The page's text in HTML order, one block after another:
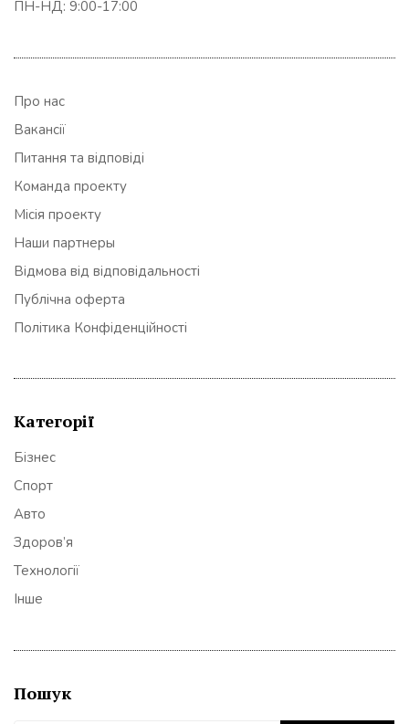
ПН-НД: 9:00-17:00
Про нас
Вакансії
Питання та відповіді
Команда проекту
Місія проекту
Наши партнеры
Відмова від відповідальності
Публічна оферта
Політика Конфіденційності
Категорії
Бізнес
Спорт
Авто
Здоров’я
Технології
Інше
Пошук